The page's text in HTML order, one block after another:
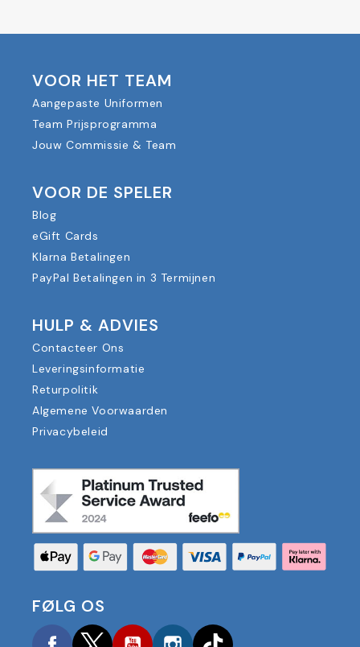
VOOR HET TEAM
Aangepaste Uniformen
Team Prijsprogramma
Jouw Commissie & Team
VOOR DE SPELER
Blog
eGift Cards
Klarna Betalingen
PayPal Betalingen in 3 Termijnen
HULP & ADVIES
Contacteer Ons
Leveringsinformatie
Returpolitik
Algemene Voorwaarden
Privacybeleid
FØLG OS
FacebookTwitterYouTubeInstagram